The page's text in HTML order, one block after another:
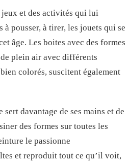
jeux et des activités qui lui
pousser, à tirer, les jouets qui se
âge. Les boites avec des formes
plein air avec différents
colorés, suscitent également
davantage de ses mains et de
des formes sur toutes les
le passionne
et reproduit tout ce qu’il voit,